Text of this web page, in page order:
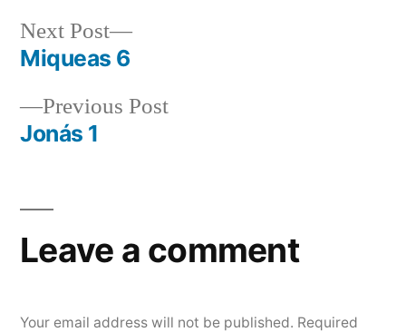
Post
navigation
Previous PostPrevious
Jonás 1
Next Post
Next
Miqueas 6
Leave a comment
Your email address will not be published. Required